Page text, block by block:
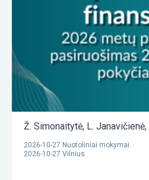
Ž. Simonaitytė, L. Janavičienė,
2026-10-27 Nuotoliniai mokymai
2026-10-27 Vilnius